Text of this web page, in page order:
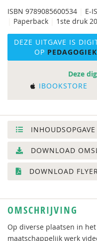
ISBN 9789085600534 E-
Paperback 1ste druk
DEZE UITGAVE IS
OP
Deze
IBOOKSTORE
INHOUDSOPGAVE
DOWNLOAD
DOWNLOAD
OMSCHRIJVING
Op diverse plaatsen in
maatschappelijk werk